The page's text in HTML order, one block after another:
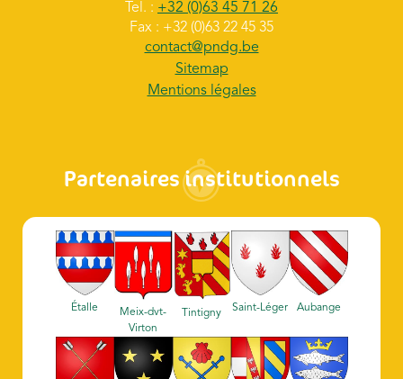
Tel. : +32 (0)63 45 71 26
Fax : +32 (0)63 22 45 35
contact@pndg.be
Sitemap
Mentions légales
Partenaires institutionnels
Étalle
Meix-dvt-
Virton
Tintigny Saint-Léger Aubange